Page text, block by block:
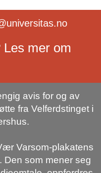
mer om
avis for og av
fra Velferdstinget i
Varsom-plakatens
Den som mener seg